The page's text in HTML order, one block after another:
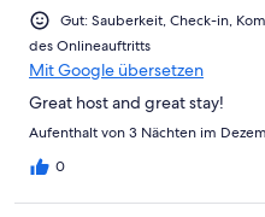
Ungenügend
Gut: Sauberkeit, Check-in,
des Onlineauftritts
Mit Google übersetzen
Great host and great stay!
Aufenthalt von 3 Nächten im
0